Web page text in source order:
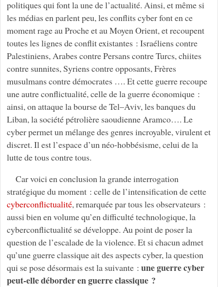
politiques qui font la une de l’actualité. Ainsi, et même si
les médias en parlent peu, les conflits cyber font en ce
moment rage au Proche et au Moyen Orient, et recoupent
toutes les lignes de conflit existantes : Israéliens contre
Palestiniens, Arabes contre Persans contre Turcs, chiites
contre sunnites, Syriens contre opposants, Frères
musulmans contre démocrates …. Et cette guerre recoupe
une autre conflictualité, celle de la guerre économique :
ainsi, on attaque la bourse de Tel–Aviv, les banques du
Liban, la société pétrolière saoudienne Aramco…. Le
cyber permet un mélange des genres incroyable, virulent et
discret. Il est l’espace d’un néo-hobbésisme, celui de la
lutte de tous contre tous.
Car voici en conclusion la grande interrogation
stratégique du moment : celle de l’intensification de cette
cyberconflictualité, remarquée par tous les observateurs :
aussi bien en volume qu’en difficulté technologique, la
cyberconflictualité se développe. Au point de poser la
question de l’escalade de la violence. Et si chacun admet
qu’une guerre classique ait des aspects cyber, la question
qui se pose désormais est la suivante : une guerre cyber
peut-elle déborder en guerre classique ?